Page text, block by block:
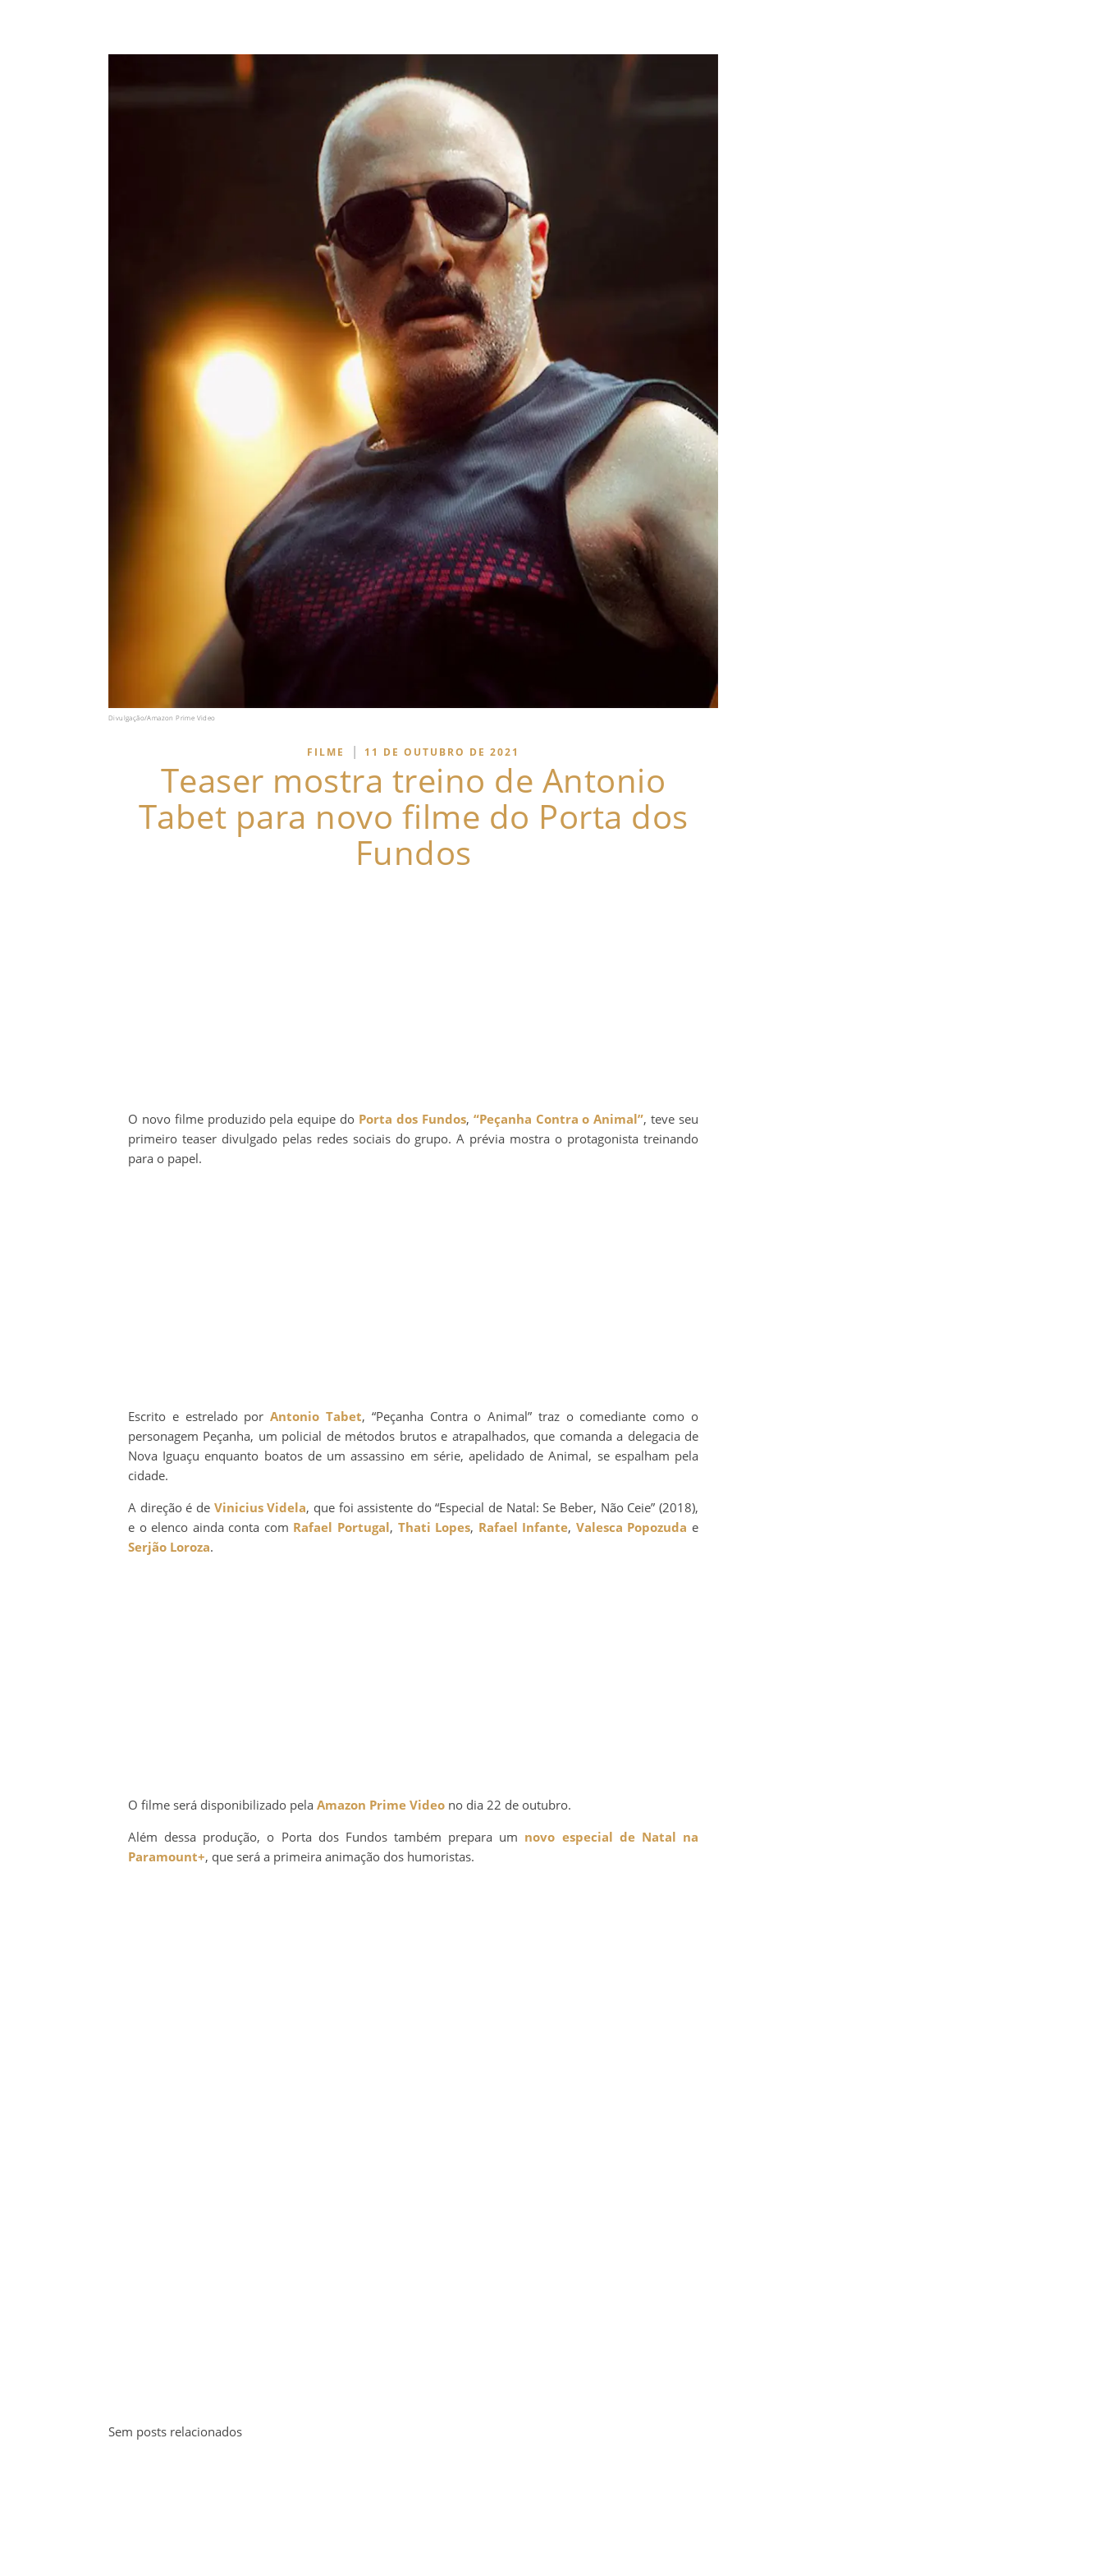
Divulgação/Amazon Prime Video
FILME | 11 DE OUTUBRO DE 2021
Teaser mostra treino de Antonio
Tabet para novo filme do Porta dos
Fundos
O novo filme produzido pela equipe do Porta dos Fundos, “Peçanha Contra o Animal”, teve seu
primeiro teaser divulgado pelas redes sociais do grupo. A prévia mostra o protagonista treinando
para o papel.
Escrito e estrelado porAntonio Tabet, “Peçanha Contra o Animal” traz o comediante como o
personagem Peçanha, um policial de métodos brutos e atrapalhados, que comanda a delegacia de
Nova Iguaçu enquanto boatos de um assassino em série, apelidado de Animal, se espalham pela
cidade.
A direção é de Vinicius Videla, que foi assistente do “Especial de Natal: Se Beber, Não Ceie” (2018),
e o elenco ainda conta com Rafael Portugal, Thati Lopes, Rafael Infante, Valesca Popozuda e
Serjão Loroza.
O filme será disponibilizado pela Amazon Prime Video no dia 22 de outubro.
Além dessa produção, o Porta dos Fundos também prepara um novo especial de Natal na
Paramount+, que será a primeira animação dos humoristas.
Sem posts relacionados